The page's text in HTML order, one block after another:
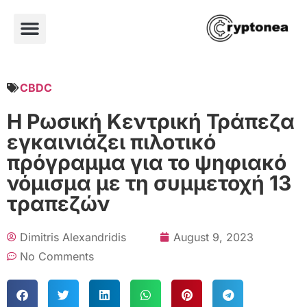
CBDC
Η Ρωσική Κεντρική Τράπεζα
εγκαινιάζει πιλοτικό
πρόγραμμα για το ψηφιακό
νόμισμα με τη συμμετοχή 13
τραπεζών
Dimitris Alexandridis
August 9, 2023
No Comments